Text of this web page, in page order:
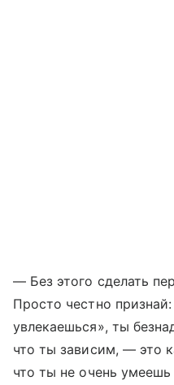
— Без этого сделать
Просто честно
увлекаешься», ты
что ты зависим, — это
что ты не очень